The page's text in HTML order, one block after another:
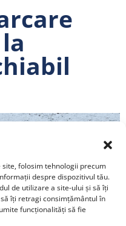
folosim tehnologii precum
despre dispozitivul tău.
de utilizare a site-ului și să îți
îți retragi consimțământul în
funcționalități să fie